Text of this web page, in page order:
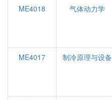
ME4018
气体动力学
ME4017
制冷原理与设备